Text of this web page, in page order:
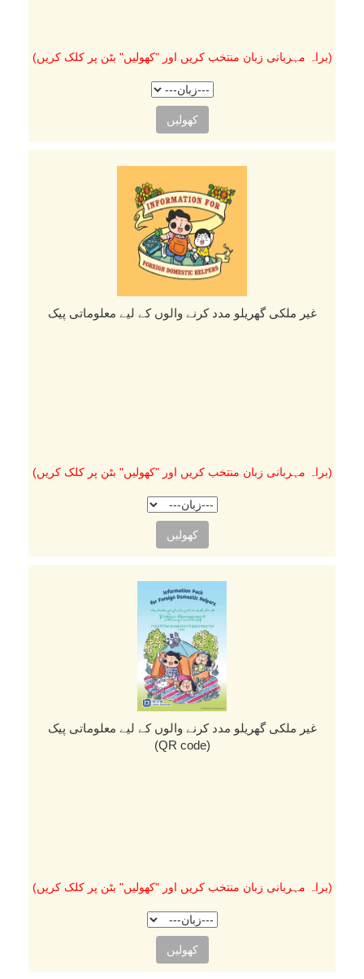
(براہ مہربانی زبان منتخب کریں اور "کھولیں" بٹن پر کلک کریں)
کھولیں
غیر ملکی گھریلو مدد کرنے والوں کے لیے معلوماتی پیک
(براہ مہربانی زبان منتخب کریں اور "کھولیں" بٹن پر کلک کریں)
کھولیں
غیر ملکی گھریلو مدد کرنے والوں کے لیے معلوماتی پیک
(QR code)
(براہ مہربانی زبان منتخب کریں اور "کھولیں" بٹن پر کلک کریں)
کھولیں